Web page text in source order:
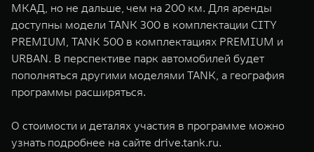
МКАД, но не дальше, чем на 200 км. Для аренды
доступны модели TANK 300 в комплектации CITY
PREMIUM, TANK 500 в комплектациях PREMIUM и
URBAN. В перспективе парк автомобилей будет
пополняться другими моделями TANK, а география
программы расширяться.
О стоимости и деталях участия в программе можно
узнать подробнее на сайте drive.tank.ru.